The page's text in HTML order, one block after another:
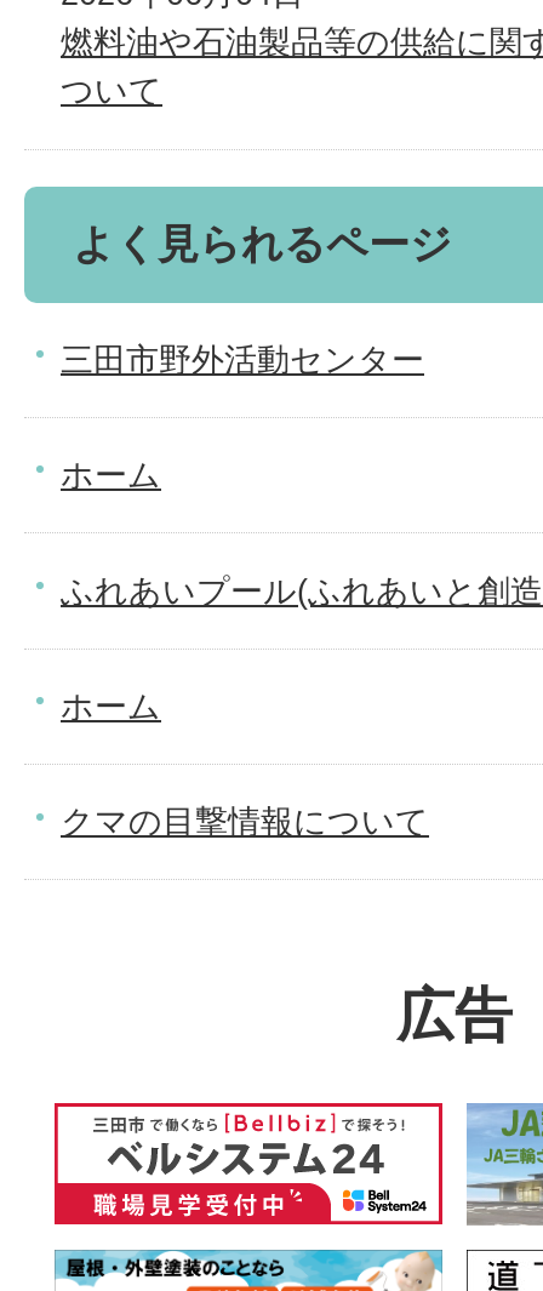
燃料油や石油製品等の供給に関
ついて
よく見られるページ
三田市野外活動センター
ホーム
ふれあいプール(ふれあいと創
ホーム
クマの目撃情報について
広告